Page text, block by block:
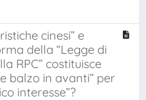
cinesi” e
della “Legge di
RPC” costituisce
balzo in avanti” per
interesse”?